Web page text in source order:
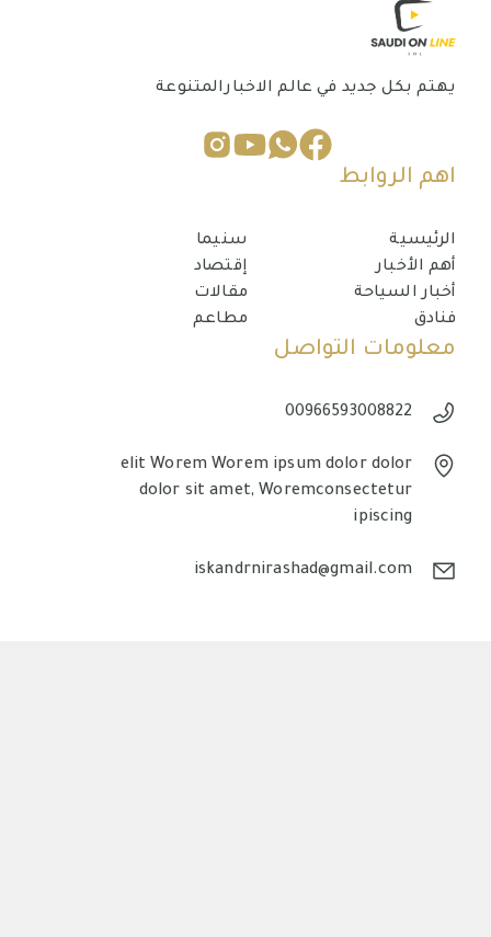
جديد في عالم الاخبارالمتنوعة
السياحة
التواصل
00966593008822
elit Worem Worem ipsum dolor dolor
dolor sit amet, Woremconsectetur
iskandrnirashad@gmail.com